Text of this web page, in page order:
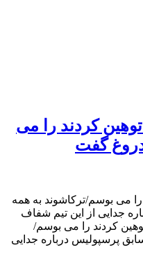
کردند را می
گفت
می بوسم/ترکاشوند به همه
جدایی از این تیم شفاف
کردند را می بوسم/
پرسپولیس درباره جدایی